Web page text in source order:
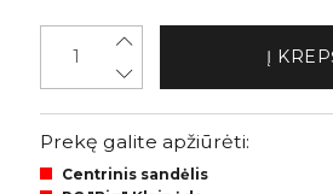
Į
Prekę galite apžiūrėti:
Centrinis sandėlis